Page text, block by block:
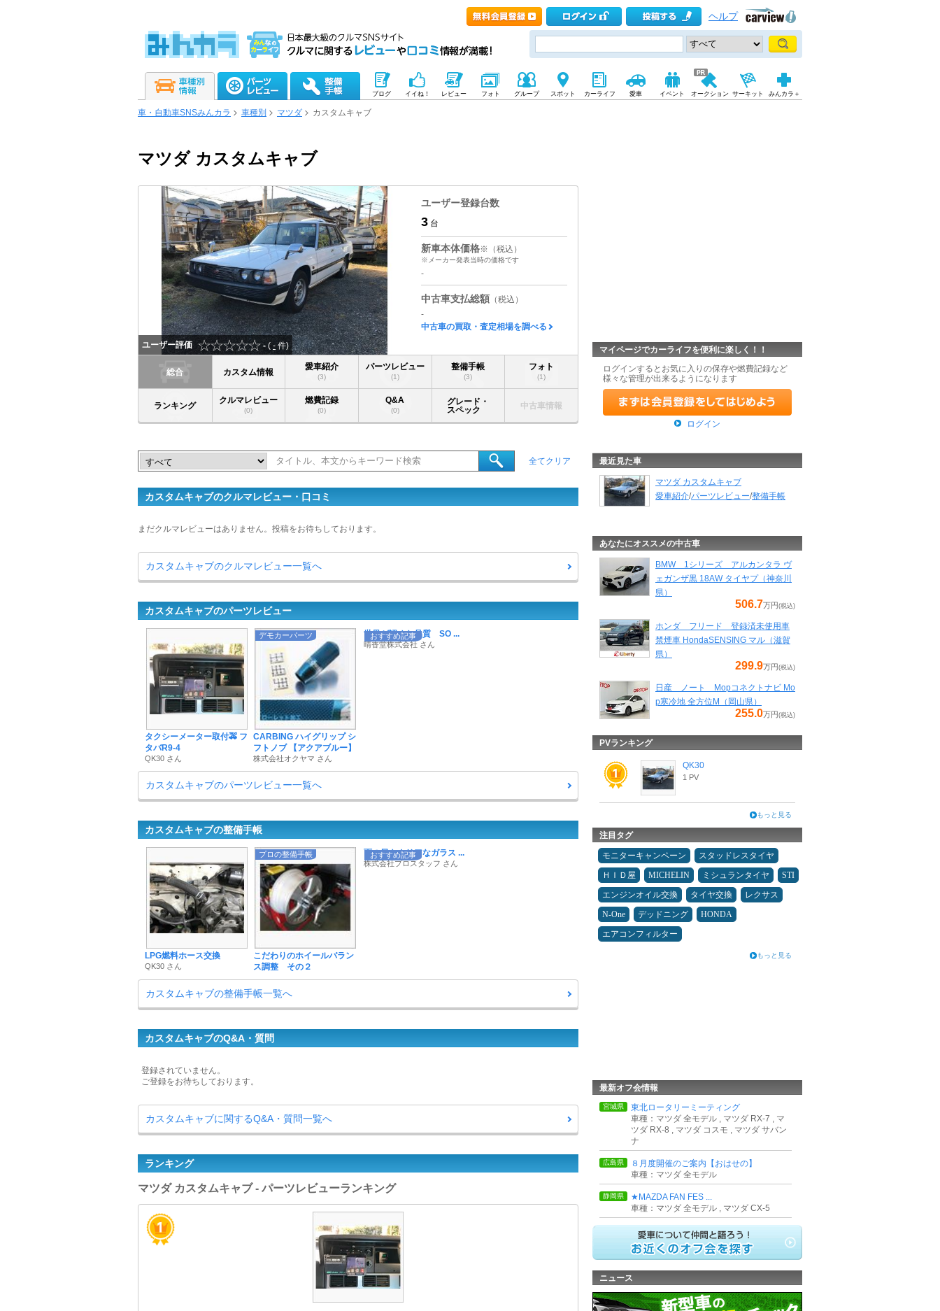
ヘルプ
ブログ イイね！ レビュー フォト グループ スポット カーライフ 愛車 イベント オークション サーキット みんカラ＋
車・自動車SNSみんカラ 車種別 マツダ カスタムキャブ
マツダ カスタムキャブ
ユーザー評価 - ( - 件)
ユーザー登録台数
3 台
新車本体価格※（税込）
※メーカー発表当時の価格です
-
中古車支払総額 （税込）
-
中古車の買取・査定相場を調べる
総合 カスタム情報
愛車紹介
(3)
パーツレビュー
(1)
整備手帳
(3)
フォト
(1)
ランキング
クルマレビュー
(0)
燃費記録
(0)
Q&A
(0)
グレード・
スペック
中古車情報
全てクリア
カスタムキャブのクルマレビュー・口コミ
まだクルマレビューはありません。投稿をお待ちしております。
カスタムキャブのクルマレビュー一覧へ
カスタムキャブのパーツレビュー
タクシーメーター取付🚕 フ
タバR9-4
QK30 さん
デモカーパーツ
CARBING ハイグリップ シ
フトノブ 【アクアブルー】
株式会社オクヤマ さん
おすすめ記事
世界が認めた品質 SO ...
晴香堂株式会社 さん
カスタムキャブのパーツレビュー一覧へ
カスタムキャブの整備手帳
LPG燃料ホース交換
QK30 さん
プロの整備手帳
こだわりのホイールバラン
ス調整 その２
おすすめ記事
雨の日もクリアなガラス ...
株式会社プロスタッフ さん
カスタムキャブの整備手帳一覧へ
カスタムキャブのQ&A・質問
登録されていません。
ご登録をお待ちしております。
カスタムキャブに関するQ&A・質問一覧へ
ランキング
マツダ カスタムキャブ - パーツレビューランキング
マイページでカーライフを便利に楽しく！！
ログインするとお気に入りの保存や燃費記録など
様々な管理が出来るようになります
ログイン
最近見た車
マツダ カスタムキャブ
愛車紹介/パーツレビュー/整備手帳
あなたにオススメの中古車
BMW 1シリーズ アルカンタラ ヴ
ェガンザ黒 18AW タイヤプ（神奈川
県）
506.7万円 (税込)
ホンダ フリード 登録済未使用車
禁煙車 HondaSENSING マル（滋賀
県）
299.9万円 (税込)
日産 ノート Mopコネクトナビ Mo
p寒冷地 全方位M（岡山県）
255.0万円 (税込)
PVランキング
QK30
1 PV
もっと見る
注目タグ
モニターキャンペーン
スタッドレスタイヤ
ＨＩＤ屋
MICHELIN ミシュランタイヤ
STI
エンジンオイル交換
タイヤ交換
レクサス
N-One
デッドニング
HONDA
エアコンフィルター
もっと見る
最新オフ会情報
宮城県
東北ロータリーミーティング
車種：マツダ 全モデル , マツダ RX-7 , マ
ツダ RX-8 , マツダ コスモ , マツダ サバン
ナ
広島県
８月度開催のご案内【おはせの】
車種：マツダ 全モデル
静岡県
★MAZDA FAN FES ...
車種：マツダ 全モデル , マツダ CX-5
ニュース